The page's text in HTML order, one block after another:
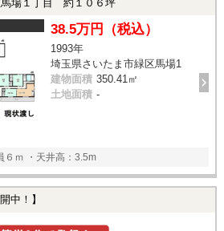
馬場１丁目 約１０６坪
38.5万円（税込）
1993年
埼玉県さいたま市緑区馬場1
建物面積 350.41㎡
土地面積 -
６ｍ ・天井高：3.5m
中！】